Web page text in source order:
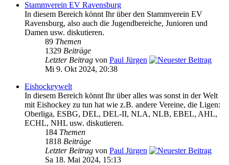
Stammverein EV Ravensburg
In diesem Bereich könnt Ihr über den Stammverein EV
Ravensburg, also auch die Jugendbereiche, Junioren und
Damen usw. diskutieren.
89 Themen
1329 Beiträge
Letzter Beitrag von Paul Jürgen
Mi 9. Okt 2024, 20:38
Eishockeywelt
In diesem Bereich könnt Ihr über alles was sonst in der Welt
mit Eishockey zu tun hat wie z.B. andere Vereine, die Ligen:
Oberliga, ESBG, DEL, DEL-II, NLA, NLB, EBEL, AHL,
ECHL, NHL usw. diskutieren.
184 Themen
1818 Beiträge
Letzter Beitrag von Paul Jürgen
Sa 18. Mai 2024, 15:13